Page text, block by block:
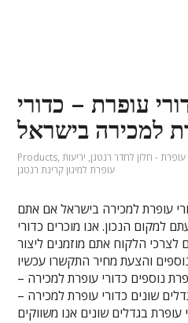
עופרת – כדורי
למכירה בישראל
Products, עופרת - חלון לחדר רנטגן, יריעות
עופרת למיגון קרינת רנטגן
עופרת למכירה בישראל אם אתם
למקום הנכון. אנו מוכרים כדורי
לצרכי הלקוח אתם מוזמנים ליצור
והצעת מחיר התקשרו עכשיו
נוספים כדורי עופרת למכירה –
שונים כדורי עופרת למכירה –
עופרת בגדלים שונים אנו משווקים